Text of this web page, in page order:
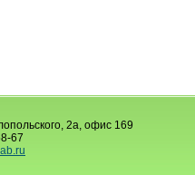
2а, офис 169
67